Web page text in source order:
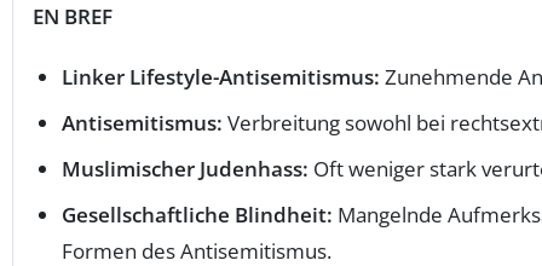
EN BREF
Linker Lifestyle-Antisemitismus: Zunehmende
Antisemitismus: Verbreitung sowohl bei
Muslimischer Judenhass: Oft weniger stark
Gesellschaftliche Blindheit: Mangelnde
Formen des Antisemitismus.